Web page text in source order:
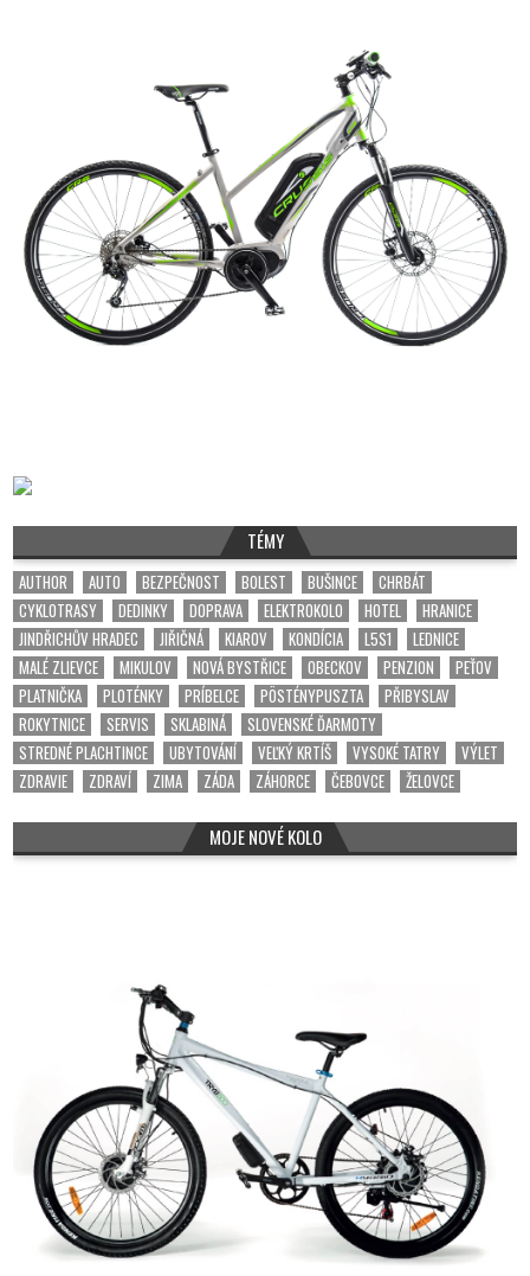
TÉMY
AUTHOR AUTO BEZPEČNOST BOLEST BUŠINCE
CHRBÁT
CYKLOTRASY
DEDINKY DOPRAVA ELEKTROKOLO HOTEL
HRANICE
JINDŘICHŮV HRADEC
JIŘIČNÁ KIAROV KONDÍCIA L5S1
LEDNICE
MALÉ ZLIEVCE
MIKULOV NOVÁ BYSTŘICE OBECKOV PENZION
PEŤOV
PLATNIČKA
PLOTÉNKY PRÍBELCE PÖSTÉNYPUSZTA
PŘIBYSLAV
ROKYTNICE
SERVIS SKLABINÁ
SLOVENSKÉ ĎARMOTY
STREDNÉ PLACHTINCE
UBYTOVÁNÍ VEĽKÝ KRTÍŠ VYSOKÉ TATRY
VÝLET
ZDRAVIE
ZDRAVÍ ZIMA ZÁDA ZÁHORCE ČEBOVCE ŽELOVCE
MOJE NOVÉ KOLO